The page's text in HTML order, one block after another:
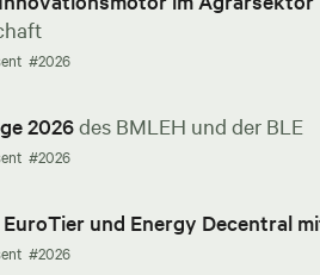
#2026
2026des BMLEH und der BLE
#2026
und Energy Decentral
#2026